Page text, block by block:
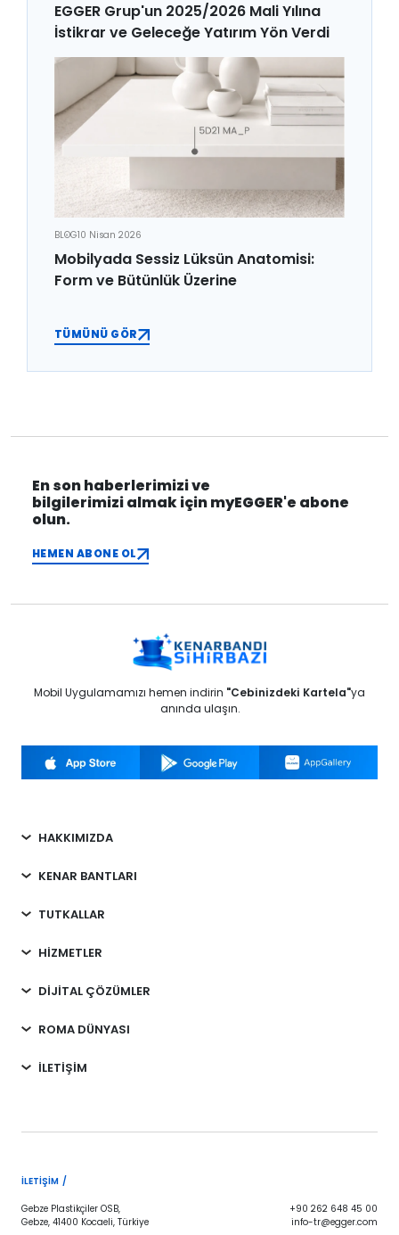
EGGER Grup'un 2025/2026 Mali Yılına
İstikrar ve Geleceğe Yatırım Yön Verdi
BLOG10 Nisan 2026
Mobilyada Sessiz Lüksün Anatomisi:
Form ve Bütünlük Üzerine
TÜMÜNÜ GÖR
En son haberlerimizi ve
bilgilerimizi almak için myEGGER'e abone
olun.
HEMEN ABONE OL
Mobil Uygulamamızı hemen indirin "Cebinizdeki Kartela"ya
anında ulaşın.
HAKKIMIZDA
KENAR BANTLARI
TUTKALLAR
HİZMETLER
DİJİTAL ÇÖZÜMLER
ROMA DÜNYASI
İLETİŞİM
İLETIŞIM /
Gebze Plastikçiler OSB,
Gebze, 41400 Kocaeli, Türkiye
+90 262 648 45 00
info-tr@egger.com